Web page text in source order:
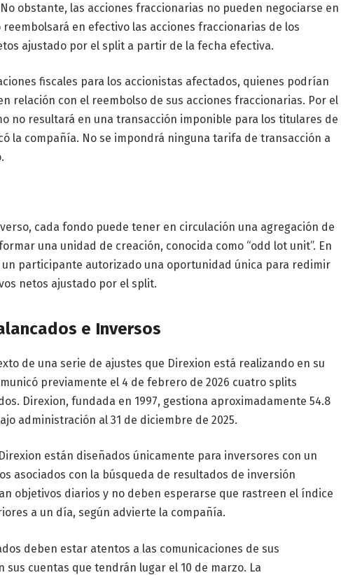
obstante, las acciones fraccionarias no pueden negociarse en
en efectivo las acciones fraccionarias de los
ajustado por el split a partir de la fecha efectiva.
fiscales para los accionistas afectados, quienes podrían
relación con el reembolso de sus acciones fraccionarias. Por el
no resultará en una transacción imponible para los titulares de
la compañía. No se impondrá ninguna tarifa de transacción a
cada fondo puede tener en circulación una agregación de
una unidad de creación, conocida como “odd lot unit”. En
participante autorizado una oportunidad única para redimir
netos ajustado por el split.
e Inversos
de una serie de ajustes que Direxion está realizando en su
previamente el 4 de febrero de 2026 cuatro splits
Direxion, fundada en 1997, gestiona aproximadamente 54.8
administración al 31 de diciembre de 2025.
están diseñados únicamente para inversores con un
asociados con la búsqueda de resultados de inversión
objetivos diarios y no deben esperarse que rastreen el índice
a un día, según advierte la compañía.
deben estar atentos a las comunicaciones de sus
cuentas que tendrán lugar el 10 de marzo. La